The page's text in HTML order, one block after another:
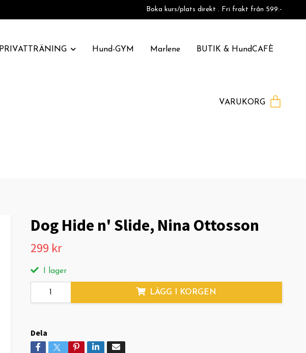
Boka kurs/plats direkt . Fri frakt från 599:-
PRIVATTRÄNING Hund-GYM Marlene BUTIK & HundCAFÈ
VARUKORG
Dog Hide n' Slide, Nina Ottosson
299 kr
I lager
LÄGG I KORGEN
Dela